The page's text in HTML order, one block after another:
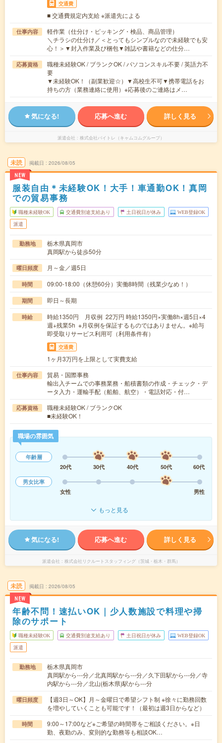
交通費
■ 交通費規定内支給 ※派遣先による
仕事内容
軽作業（仕分け・ピッキング・検品、商品管理）
＼チラシの仕分け／＜とってもシンプルなので未経験でも安
心！＞▼封入作業及び梱包▼雑誌や書籍などの仕分…
応募資格
職種未経験OK / ブランクOK / パソコンスキル不要 / 英語力不
要
▼未経験OK！（副業歓迎☆）▼高校生不可▼携帯電話をお
持ちの方（業務連絡に使用）※応募後のご連絡はメ…
気になる! 応募へ進む 詳しく見る
派遣会社 株式会社バイトレ（キャムコムグループ）
未読
NEW
掲載日 2026/08/05
服装自由＊未経験OK！大手！車通勤OK！真岡
での貿易事務
職種未経験OK 交通費別途支給あり 土日祝日が休み WEB登録OK
派遣
勤務地
栃木県真岡市
真岡駅から徒歩50分
曜日頻度 月～金／週5日
時間 09:00-18:00（休憩60分）実働8時間（残業少なめ！）
期間 即日～長期
時給
時給1350円 月収例 22万円 時給1350円×実働8h×週5日×4
週+残業5h ※月収例を保証するものではありません。※給与
即受取りサービス利用可（利用条件有）
交通費
1ヶ月3万円を上限として実費支給
仕事内容
貿易・国際事務
輸出入チームでの事務業務・船積書類の作成・チェック・デ
ータ入力・運輸手配（船舶、航空）・電話対応・付…
応募資格
職種未経験OK / ブランクOK
■未経験OK！
職場の雰囲気
年齢層
20代
30代 40代 50代
60代
男女比率
女性
男性
もっと見る
気になる! 応募へ進む 詳しく見る
派遣会社 株式会社リクルートスタッフィング（茨城・栃木・群馬）
未読
NEW
掲載日 2026/08/05
年齢不問！速払いOK｜少人数施設で料理や掃
除のサポート
職種未経験OK 交通費別途支給あり 土日祝日が休み WEB登録OK
派遣
勤務地
栃木県真岡市
真岡駅から---分／北真岡駅から---分／久下田駅から---分／寺
内駅から---分／北山(栃木県)駅から---分
曜日頻度
【週3日～OK】月～金曜日で希望シフト制 ※徐々に勤務回数
を増やしていくことも可能です！（最初は週3日からなど）
時間
9:00～17:00など※ご希望の時間帯をご相談ください。※日
勤、夜勤のみ、変則的な勤務等も相談OK…